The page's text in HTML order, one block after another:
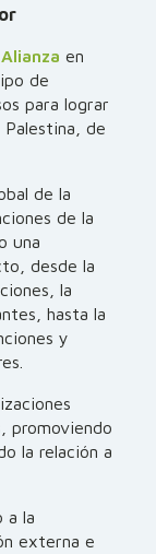
Alianza en
de
para lograr
Palestina, de
de la
de la
una
desde la
la
hasta la
y
promoviendo
la relación a
a la
externa e